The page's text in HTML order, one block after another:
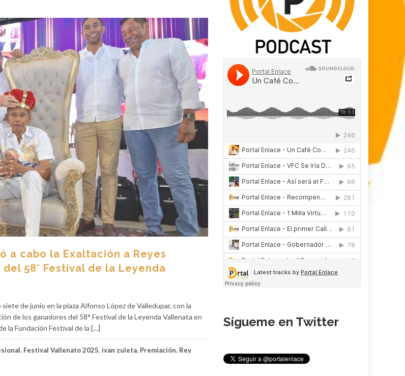
a cabo la Exaltación a Reyes
58° Festival de la Leyenda
de junio en la plaza Alfonso López de Valledupar, con la
de los ganadores del 58° Festival de la Leyenda Vallenata en
la Fundación Festival de la […]
, Festival Vallenato 2025, ivan zuleta, Premiación, Rey
Sígueme en Twitter